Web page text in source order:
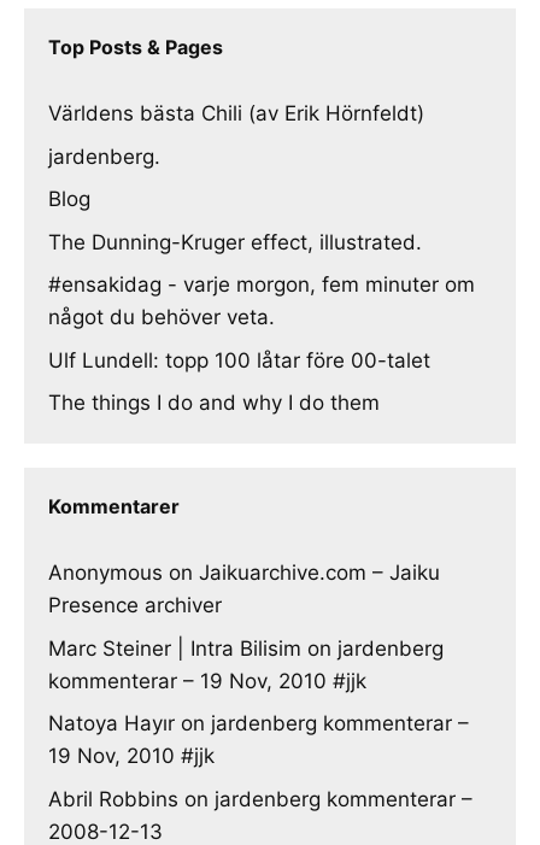
Top Posts & Pages
Världens bästa Chili (av Erik Hörnfeldt)
jardenberg.
Blog
The Dunning-Kruger effect, illustrated.
#ensakidag - varje morgon, fem minuter om
något du behöver veta.
Ulf Lundell: topp 100 låtar före 00-talet
The things I do and why I do them
Kommentarer
Anonymous on Jaikuarchive.com – Jaiku
Presence archiver
Marc Steiner | Intra Bilisim on jardenberg
kommenterar – 19 Nov, 2010 #jjk
Natoya Hayır on jardenberg kommenterar –
19 Nov, 2010 #jjk
Abril Robbins on jardenberg kommenterar –
2008-12-13